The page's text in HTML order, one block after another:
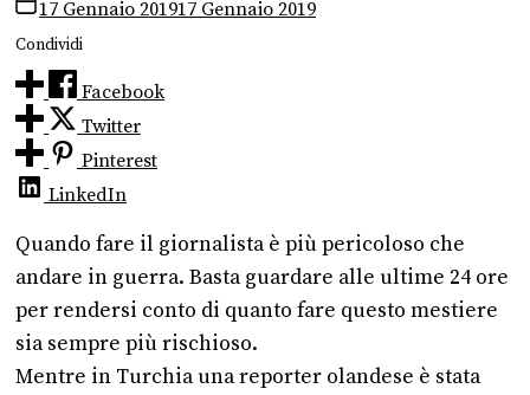
17 Gennaio 201917 Gennaio 2019
Condividi
Facebook
Twitter
Pinterest
LinkedIn
Quando fare il giornalista è più pericoloso che
andare in guerra. Basta guardare alle ultime 24 ore
per rendersi conto di quanto fare questo mestiere
sia sempre più rischioso.
Mentre in Turchia una reporter olandese è stata